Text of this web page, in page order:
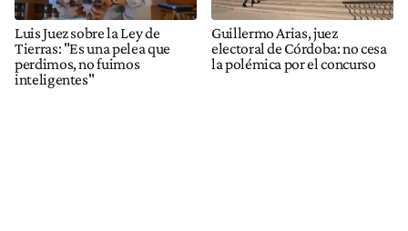
Luis Juez sobre la Ley de
Tierras: "Es una pelea que
perdimos, no fuimos
inteligentes"
Guillermo Arias, juez
electoral de Córdoba: no cesa
la polémica por el concurso